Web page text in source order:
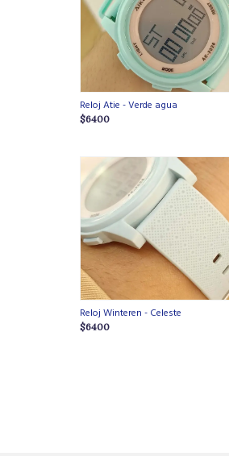
Reloj Atie - Verde agua
$6400
Reloj Winteren - Celeste
$6400